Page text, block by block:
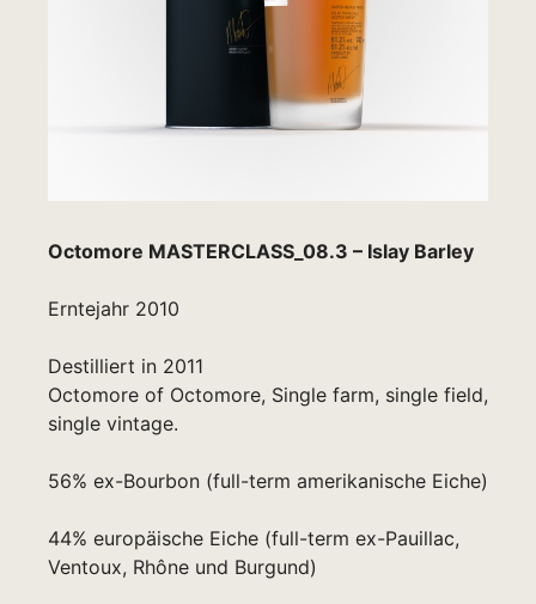
Octomore MASTERCLASS_08.3 – Islay Barley
Erntejahr 2010
Destilliert in 2011
Octomore of Octomore, Single farm, single field,
single vintage.
56% ex-Bourbon (full-term amerikanische Eiche)
44% europäische Eiche (full-term ex-Pauillac,
Ventoux, Rhône und Burgund)